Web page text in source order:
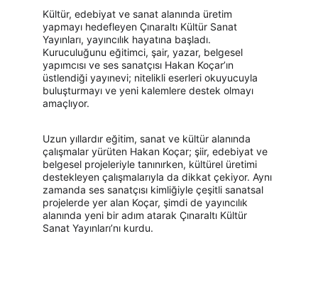
Kültür, edebiyat ve sanat alanında üretim
yapmayı hedefleyen Çınaraltı Kültür Sanat
Yayınları, yayıncılık hayatına başladı.
Kuruculuğunu eğitimci, şair, yazar, belgesel
yapımcısı ve ses sanatçısı Hakan Koçar’ın
üstlendiği yayınevi; nitelikli eserleri okuyucuyla
buluşturmayı ve yeni kalemlere destek olmayı
amaçlıyor.
Uzun yıllardır eğitim, sanat ve kültür alanında
çalışmalar yürüten Hakan Koçar; şiir, edebiyat ve
belgesel projeleriyle tanınırken, kültürel üretimi
destekleyen çalışmalarıyla da dikkat çekiyor. Aynı
zamanda ses sanatçısı kimliğiyle çeşitli sanatsal
projelerde yer alan Koçar, şimdi de yayıncılık
alanında yeni bir adım atarak Çınaraltı Kültür
Sanat Yayınları’nı kurdu.